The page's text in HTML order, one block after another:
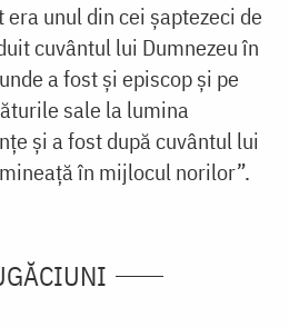
unul din cei șaptezeci de
cuvântul lui Dumnezeu în
a fost și episcop și pe
sale la lumina
și a fost după cuvântul lui
în mijlocul norilor”.